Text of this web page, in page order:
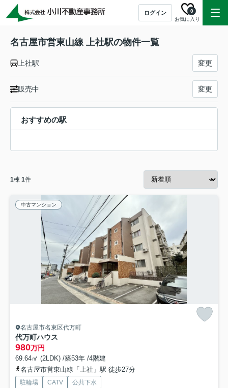
ログイン
お気に入り
0
名古屋市営東山線 上社駅の物件一覧
上社駅 変更
販売中 変更
おすすめの駅
1棟 1件
中古マンション
名古屋市名東区代万町
代万町ハウス
980万円
69.64㎡ (2LDK) /築53年 /4階建
名古屋市営東山線「上社」駅 徒歩27分
駐輪場 CATV 公共下水